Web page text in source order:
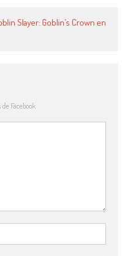
Slayer: Goblin’s Crown en
Facebook